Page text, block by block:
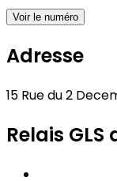
Voir le numéro
Adresse
15 Rue du 2
Relais